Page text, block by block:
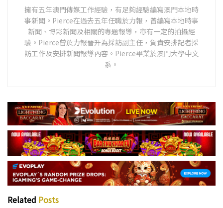
擁有五年澳門傳媒工作經驗，有足夠經驗編寫澳門本地時
事新聞。Pierce在過去五年任職於力報，曾編寫本地時事
新聞、博彩新聞及相關的專題報導，亦有一定的拍攝經
驗。Pierce曾於力報晉升為採訪副主任，負責安排記者採
訪工作及安排新聞報導內容。Pierce畢業於澳門大學中文
系。
Related Posts